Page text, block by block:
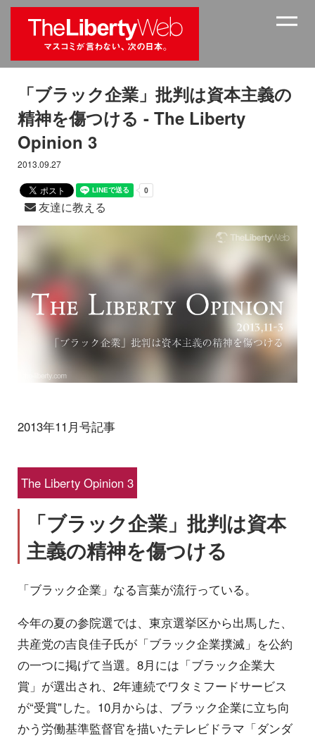
「ブラック企業」批判は資本主義の
精神を傷つける - The Liberty
Opinion 3
2013.09.27
友達に教える
2013年11月号記事
The Liberty Opinion 3
「ブラック企業」批判は資本
主義の精神を傷つける
「ブラック企業」なる言葉が流行っている。
今年の夏の参院選では、東京選挙区から出馬した、
共産党の吉良佳子氏が「ブラック企業撲滅」を公約
の一つに掲げて当選。8月には「ブラック企業大
賞」が選出され、2年連続でワタミフードサービス
が“受賞"した。10月からは、ブラック企業に立ち向
かう労働基準監督官を描いたテレビドラマ「ダンダ